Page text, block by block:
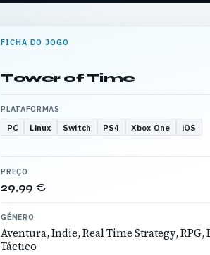
FICHA DO JOGO
Tower of Time
PLATAFORMAS
PC Linux Switch PS4 Xbox One iOS
PREÇO
29,99 €
GÉNERO
Aventura, Indie, Real Time Strategy, RPG,
Táctico